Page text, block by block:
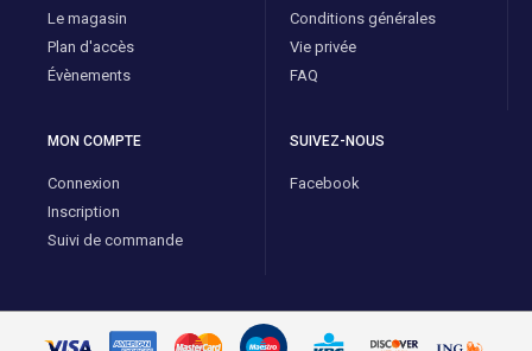
Le magasin
Plan d'accès
Évènements
Conditions générales
Vie privée
FAQ
MON COMPTE
Connexion
Inscription
Suivi de commande
SUIVEZ-NOUS
Facebook